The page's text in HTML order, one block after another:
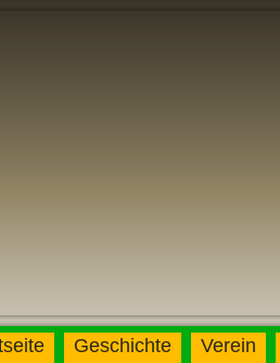
Geschichte Verein